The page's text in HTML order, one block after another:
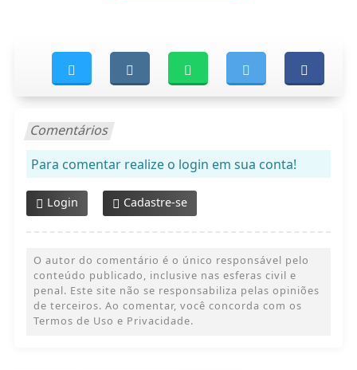
Comentários
Para comentar realize o login em sua conta!
Login Cadastre-se
O autor do comentário é o único responsável pelo
conteúdo publicado, inclusive nas esferas civil e
penal. Este site não se responsabiliza pelas opiniões
de terceiros. Ao comentar, você concorda com os
Termos de Uso e Privacidade.